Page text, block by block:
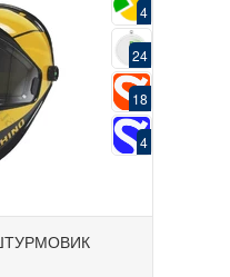
4
24
18
4